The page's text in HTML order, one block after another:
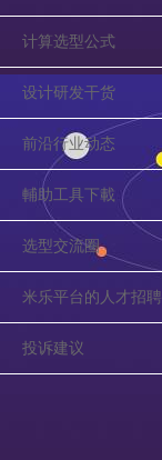
计算选型公式
设计研发干货
前沿行业动态
輔助工具下載
选型交流圈
米乐平台的人才招聘
投诉建议